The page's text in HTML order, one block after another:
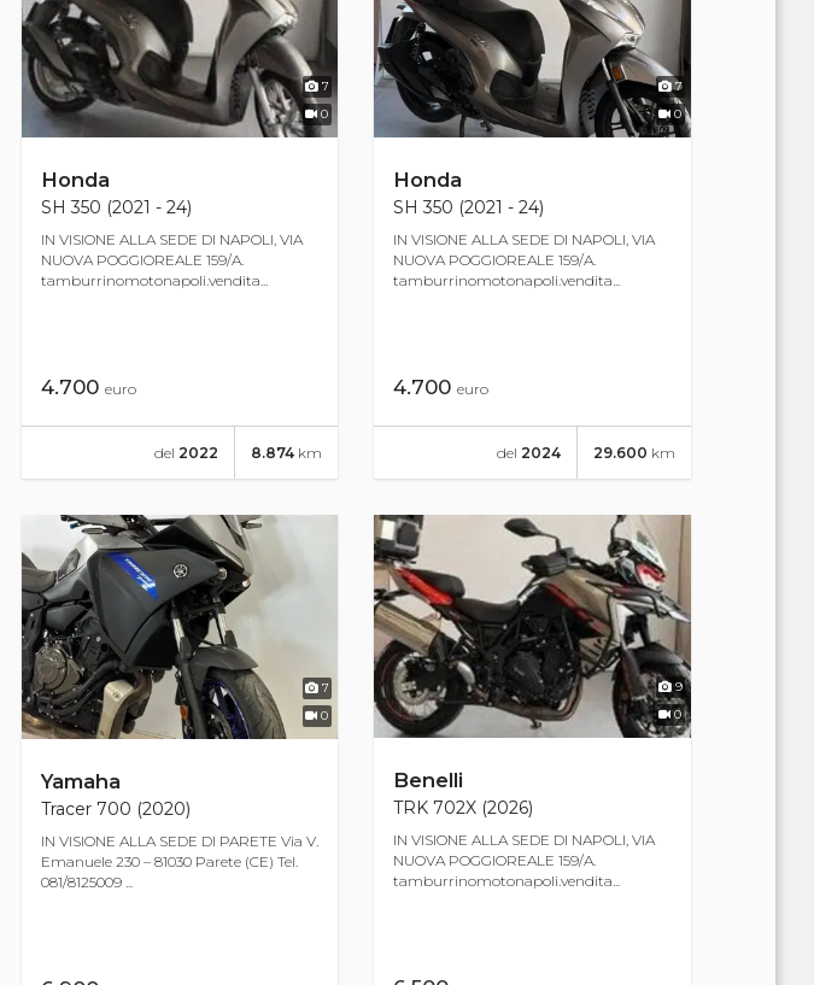
7
0
Honda
SH 350 (2021 - 24)
IN VISIONE ALLA SEDE DI NAPOLI, VIA
NUOVA POGGIOREALE 159/A.
tamburrinomotonapoli.vendita...
4.700 euro
8.874 km
del 2022
7
0
Honda
SH 350 (2021 - 24)
IN VISIONE ALLA SEDE DI NAPOLI, VIA
NUOVA POGGIOREALE 159/A.
tamburrinomotonapoli.vendita...
4.700euro
29.600 km
del 2024
7
0
Yamaha
Tracer 700 (2020)
IN VISIONE ALLA SEDE DI PARETE Via V.
Emanuele 230 – 81030 Parete (CE) Tel.
081/8125009 ...
9
0
Benelli
TRK 702X (2026)
IN VISIONE ALLA SEDE DI NAPOLI, VIA
NUOVA POGGIOREALE 159/A.
tamburrinomotonapoli.vendita...